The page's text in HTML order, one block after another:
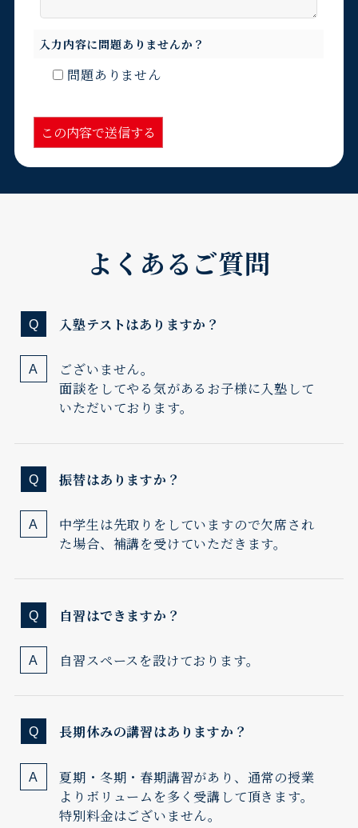
入力内容に問題ありませんか？
問題ありません
よくあるご質問
入塾テストはありますか？
ございません。
面談をしてやる気があるお子様に入塾して
いただいております。
振替はありますか？
中学生は先取りをしていますので欠席され
た場合、補講を受けていただきます。
自習はできますか？
自習スペースを設けております。
長期休みの講習はありますか？
夏期・冬期・春期講習があり、通常の授業
よりボリュームを多く受講して頂きます。
特別料金はございません。